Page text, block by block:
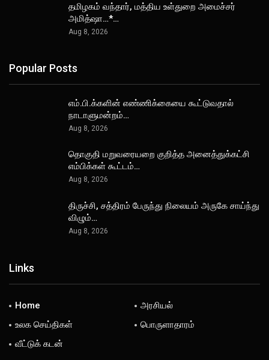
தமிழகம் வந்தார், மத்திய உள்துறை அமைச்சர்
அமித்ஷா…*…
Aug 8, 2026
Popular Posts
எம்.பி.க்களின் எண்ணிக்கையை கூட்டுவதால்
நாடாளுமன்றம்…
Aug 8, 2026
தொகுதி மறுவரையறை குறித்த அனைத்துக்கட்சி
எம்பிக்கள் கூட்டம்…
Aug 8, 2026
திருச்சி, சத்திரம் பேருந்து நிலையம் அருகே சாய்ந்து
விழும்…
Aug 8, 2026
Links
Home
அரசியல்
உலக செய்திகள்
பொருளாதாரம்
வீட்டுக் கடன்